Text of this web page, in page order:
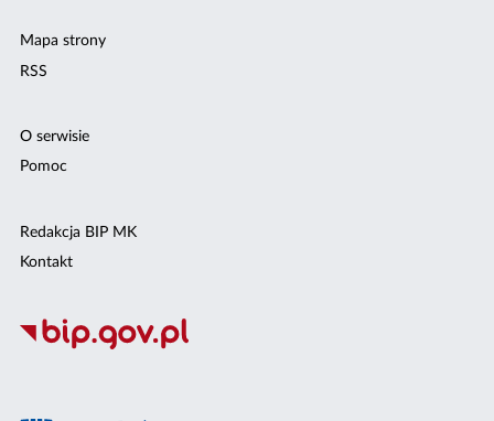
Mapa strony
RSS
O serwisie
Pomoc
Redakcja BIP MK
Kontakt